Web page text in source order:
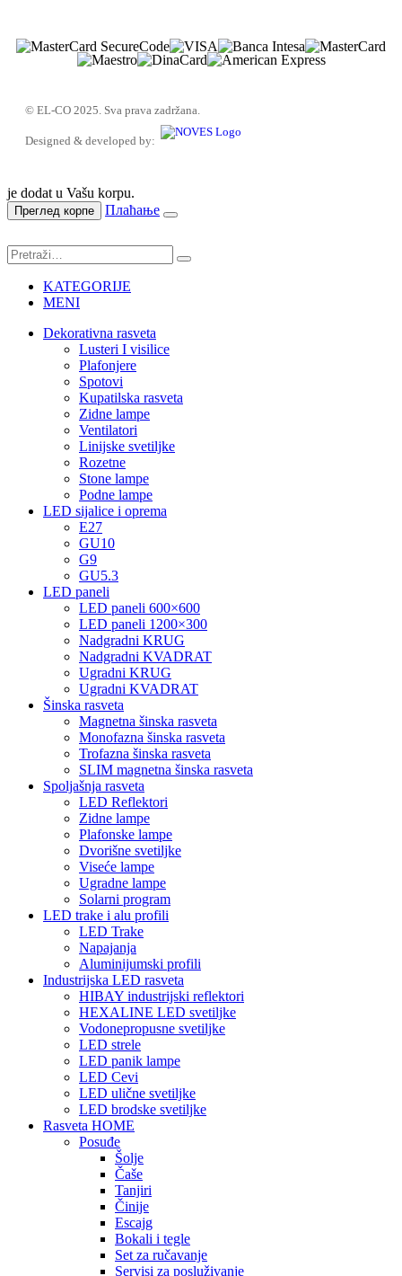
© EL-CO 2025. Sva prava zadržana.
Designed & developed by:
je dodat u Vašu korpu.
Преглед корпе Плаћање
KATEGORIJE
MENI
Dekorativna rasveta
Lusteri I visilice
Plafonjere
Spotovi
Kupatilska rasveta
Zidne lampe
Ventilatori
Linijske svetiljke
Rozetne
Stone lampe
Podne lampe
LED sijalice i oprema
E27
GU10
G9
GU5.3
LED paneli
LED paneli 600×600
LED paneli 1200×300
Nadgradni KRUG
Nadgradni KVADRAT
Ugradni KRUG
Ugradni KVADRAT
Šinska rasveta
Magnetna šinska rasveta
Monofazna šinska rasveta
Trofazna šinska rasveta
SLIM magnetna šinska rasveta
Spoljašnja rasveta
LED Reflektori
Zidne lampe
Plafonske lampe
Dvorišne svetiljke
Viseće lampe
Ugradne lampe
Solarni program
LED trake i alu profili
LED Trake
Napajanja
Aluminijumski profili
Industrijska LED rasveta
HIBAY industrijski reflektori
HEXALINE LED svetiljke
Vodonepropusne svetiljke
LED strele
LED panik lampe
LED Cevi
LED ulične svetiljke
LED brodske svetiljke
Rasveta HOME
Posuđe
Šolje
Čaše
Tanjiri
Činije
Escajg
Bokali i tegle
Set za ručavanje
Servisi za posluživanje